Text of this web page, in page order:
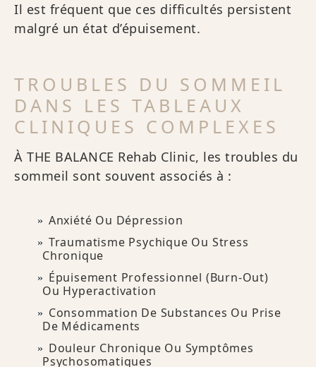
Il est fréquent que ces difficultés persistent
malgré un état d’épuisement.
TROUBLES DU SOMMEIL
DANS LES TABLEAUX
CLINIQUES COMPLEXES
À THE BALANCE Rehab Clinic, les troubles du
sommeil sont souvent associés à :
Anxiété Ou Dépression
Traumatisme Psychique Ou Stress
Chronique
Épuisement Professionnel (burn-Out)
Ou Hyperactivation
Consommation De Substances Ou Prise
De Médicaments
Douleur Chronique Ou Symptômes
Psychosomatiques